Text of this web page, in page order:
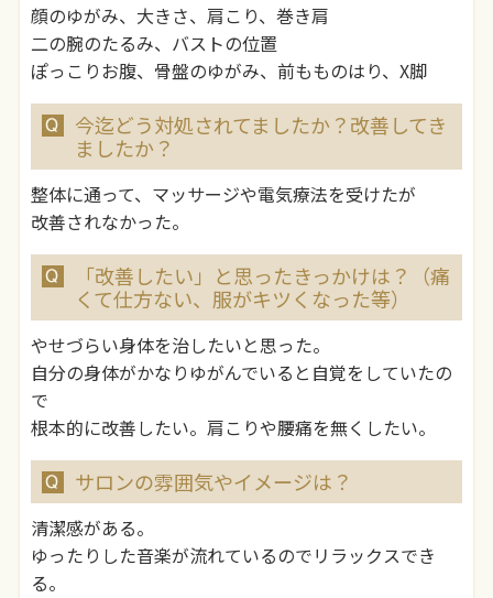
顔のゆがみ、大きさ、肩こり、巻き肩
二の腕のたるみ、バストの位置
ぽっこりお腹、骨盤のゆがみ、前もものはり、X脚
今迄どう対処されてましたか？改善してき
ましたか？
整体に通って、マッサージや電気療法を受けたが
改善されなかった。
「改善したい」と思ったきっかけは？（痛
くて仕方ない、服がキツくなった等）
やせづらい身体を治したいと思った。
自分の身体がかなりゆがんでいると自覚をしていたの
で
根本的に改善したい。肩こりや腰痛を無くしたい。
サロンの雰囲気やイメージは？
清潔感がある。
ゆったりした音楽が流れているのでリラックスでき
る。